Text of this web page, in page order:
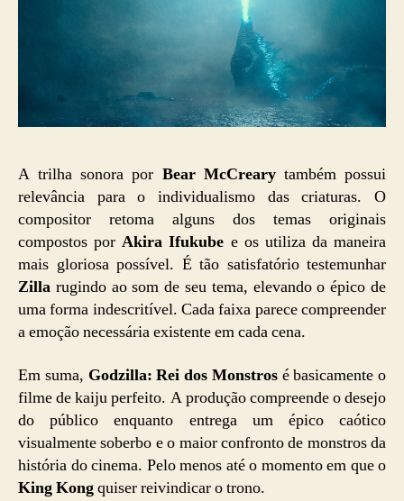
A trilha sonora por Bear McCrearytambém possui
relevância para o individualismo das criaturas. O
compositor retoma alguns dos temas originais
compostos porAkira Ifukube e os utiliza da maneira
mais gloriosa possível. É tão satisfatório testemunhar
Zilla rugindo ao som de seu tema, elevando o épico de
uma forma indescritível. Cada faixa parece compreender
a emoção necessária existente em cada cena.
Em suma, Godzilla: Rei dos Monstrosé basicamente o
filme de kaiju perfeito. A produção compreende o desejo
do público enquanto entrega um épico caótico
visualmente soberbo e o maior confronto de monstros da
história do cinema. Pelo menos até o momento em que o
King Kongquiser reivindicar o trono.